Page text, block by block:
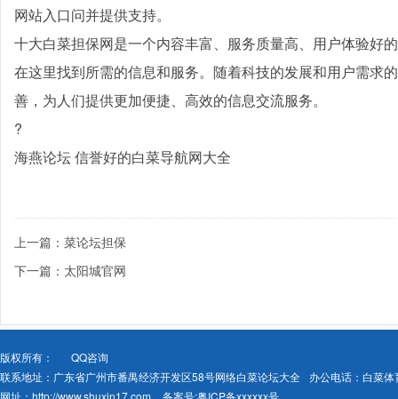
网站入口问并提供支持。
十大白菜担保网是一个内容丰富、服务质量高、用户体验好
在这里找到所需的信息和服务。随着科技的发展和用户需求
善，为人们提供更加便捷、高效的信息交流服务。
?
海燕论坛 信誉好的白菜导航网大全
上一篇：菜论坛担保
下一篇：太阳城官网
版权所有：
QQ咨询
联系地址：广东省广州市番禺经济开发区58号网络白菜论坛大全
办公电话：白菜
网址： http://www.shuxin17.com 备案号:粤ICP备xxxxxx号